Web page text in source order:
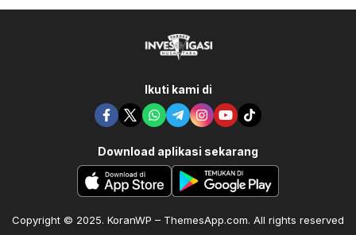
Ikuti kami di
Download aplikasi sekarang
Copyright © 2025. KoranWP – ThemesApp.com. All rights reserved